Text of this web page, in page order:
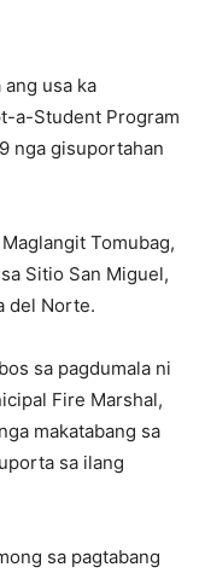
usa ka
a-Student Program
nga gisuportahan
Tomubag,
Sitio San Miguel,
del Norte.
sa pagdumala ni
Fire Marshal,
makatabang sa
sa ilang
sa pagtabang